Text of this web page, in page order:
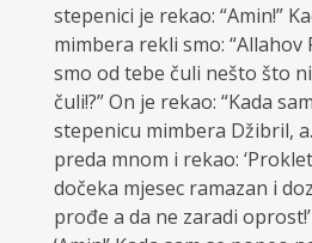
stepenici je rekao: “Amin!”
mimbera rekli smo: “Allahov
smo od tebe čuli nešto što
čuli!?” On je rekao: “Kada
stepenicu mimbera Džibril,
preda mnom i rekao:
dočeka mjesec ramazan i
prođe a da ne zaradi